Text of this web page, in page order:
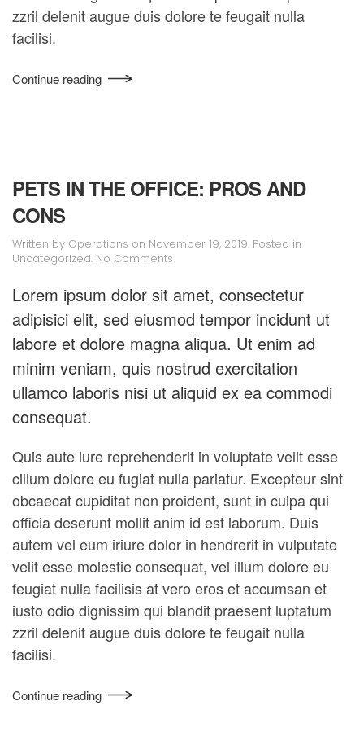
zzril delenit augue duis dolore te feugait nulla
facilisi.
Continue reading
PETS IN THE OFFICE: PROS AND
CONS
Written by Operations on November 19, 2019. Posted in
Uncategorized. No Comments
the
Office:
Pros
and
Cons
Lorem ipsum dolor sit amet, consectetur
adipisici elit, sed eiusmod tempor incidunt ut
labore et dolore magna aliqua. Ut enim ad
minim veniam, quis nostrud exercitation
ullamco laboris nisi ut aliquid ex ea commodi
consequat.
Quis aute iure reprehenderit in voluptate velit esse
cillum dolore eu fugiat nulla pariatur. Excepteur sint
obcaecat cupiditat non proident, sunt in culpa qui
officia deserunt mollit anim id est laborum. Duis
autem vel eum iriure dolor in hendrerit in vulputate
velit esse molestie consequat, vel illum dolore eu
feugiat nulla facilisis at vero eros et accumsan et
iusto odio dignissim qui blandit praesent luptatum
zzril delenit augue duis dolore te feugait nulla
facilisi.
Continue reading